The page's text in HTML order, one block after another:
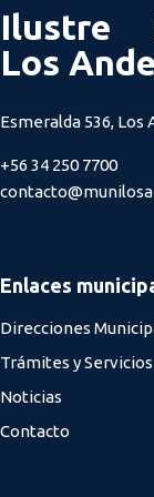
Ilustre
Los
Esmeralda 536, Los
+56 34 250 7700
Enlaces
Direcciones
Trámites y Servicios
Noticias
Contacto